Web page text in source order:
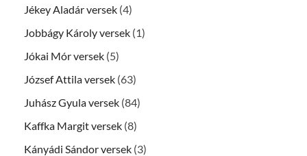
Jékey Aladár versek (4)
Jobbágy Károly versek (1)
Jókai Mór versek (5)
József Attila versek (63)
Juhász Gyula versek (84)
Kaffka Margit versek (8)
Kányádi Sándor versek (3)